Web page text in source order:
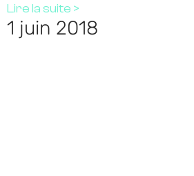
Lire la suite >
1 juin 2018